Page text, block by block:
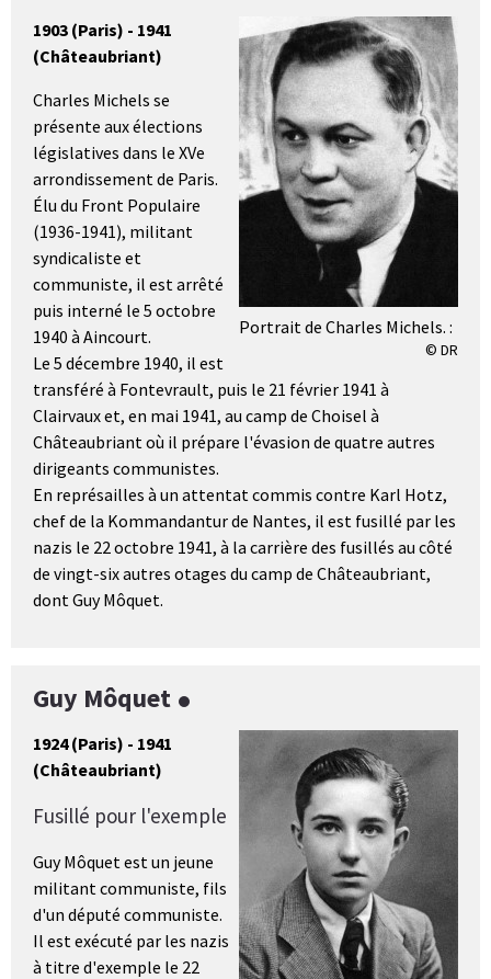
Portrait de Charles Michels. :
© DR
1903 (Paris) - 1941
(Châteaubriant)
Charles Michels se
présente aux élections
législatives dans le XVe
arrondissement de Paris.
Élu du Front Populaire
(1936-1941), militant
syndicaliste et
communiste, il est arrêté
puis interné le 5 octobre
1940 à Aincourt.
Le 5 décembre 1940, il est
transféré à Fontevrault, puis le 21 février 1941 à
Clairvaux et, en mai 1941, au camp de Choisel à
Châteaubriant où il prépare l'évasion de quatre autres
dirigeants communistes.
En représailles à un attentat commis contre Karl Hotz,
chef de la Kommandantur de Nantes, il est fusillé par les
nazis le 22 octobre 1941, à la carrière des fusillés au côté
de vingt-six autres otages du camp de Châteaubriant,
dont Guy Môquet.
Guy Môquet
1924 (Paris) - 1941
(Châteaubriant)
Fusillé pour l'exemple
Guy Môquet est un jeune
militant communiste, fils
d'un député communiste.
Il est exécuté par les nazis
à titre d'exemple le 22